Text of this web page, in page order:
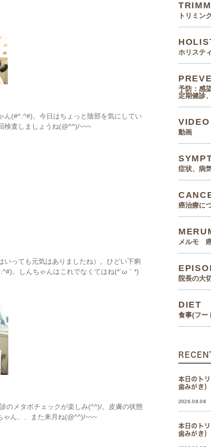
ん(#^.^#)。今日はちょっと陰部を気にしてい
検査しましょうね(@^^)/~~~
いっても元気はありましたね）。ひどい下痢
。しんちゃんはこれでなくてはね(*´ω｀*)
のメタボチェックが楽しみ(^^)/。皮膚の状態
ゃん、、また来月ね(@^^)/~~~
トリミン
ホリステ
予防：感
定期健診
VIDEO
動画
症状、病
癌治療に
メルモ 癌
院長の大
DIET
食事(フー
本日のト
歯みがき）
2026.08.08
本日のト
歯みがき）